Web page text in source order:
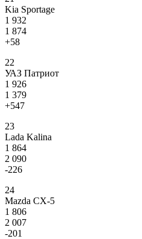
Kia Sportage
1 932
1 874
+58
22
УАЗ Патриот
1 926
1 379
+547
23
Lada Kalina
1 864
2 090
-226
24
Mazda CX-5
1 806
2 007
-201